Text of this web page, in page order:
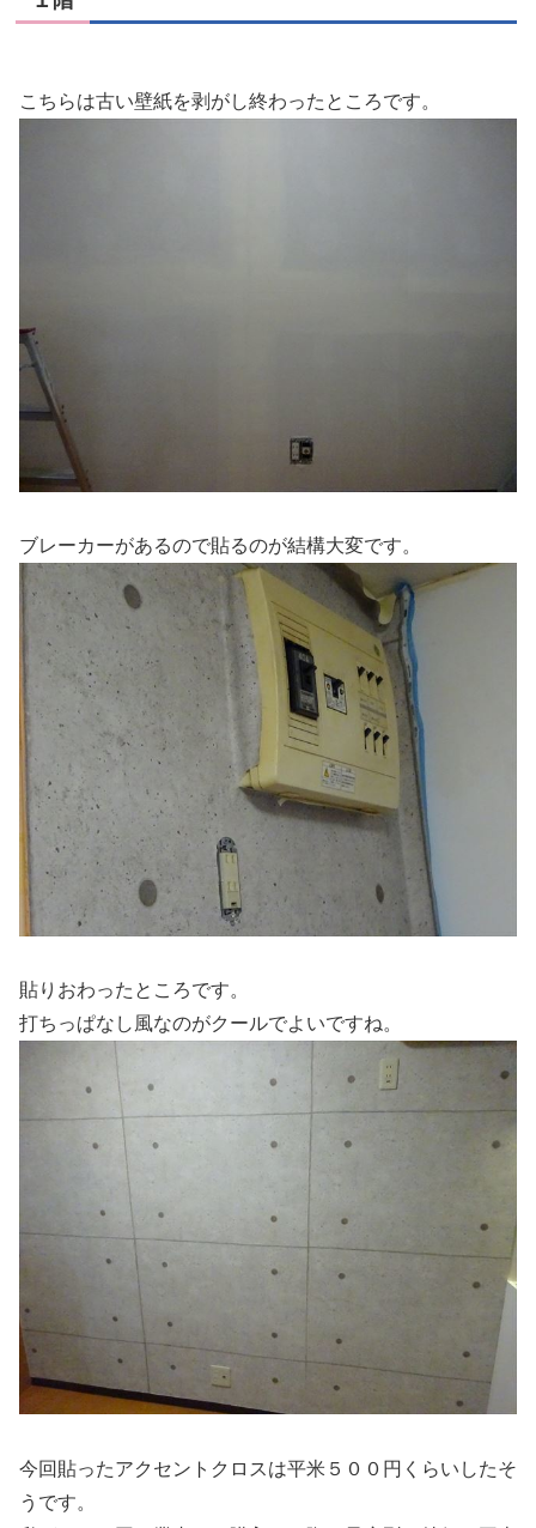
こちらは古い壁紙を剥がし終わったところです。
ブレーカーがあるので貼るのが結構大変です。
貼りおわったところです。
打ちっぱなし風なのがクールでよいですね。
今回貼ったアクセントクロスは平米５００円くらいしたそ
うです。